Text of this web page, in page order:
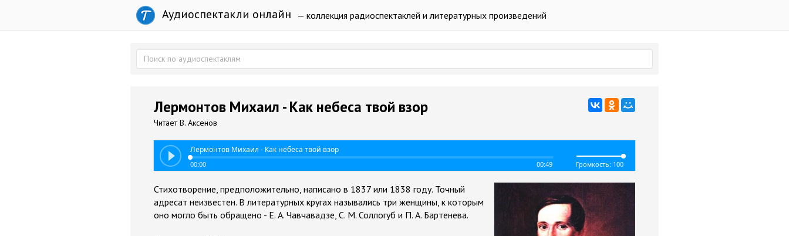
Аудиоспектакли онлайн — коллекция радиоспектаклей и литературных произведений
Лермонтов Михаил - Как небеса твой взор
Читает В. Аксенов
Лермонтов Михаил - Как небеса твой взор
00:00 00:49 Громкость: 100
Стихотворение, предположительно, написано в 1837 или 1838 году. Точный
адресат неизвестен. В литературных кругах назывались три женщины, к которым
оно могло быть обращено - Е. А. Чавчавадзе, С. М. Соллогуб и П. А. Бартенева.